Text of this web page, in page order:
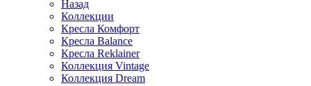
Назад
Коллекции
Кресла Комфорт
Кресла Balance
Кресла Reklainer
Коллекция Vintage
Коллекция Dream